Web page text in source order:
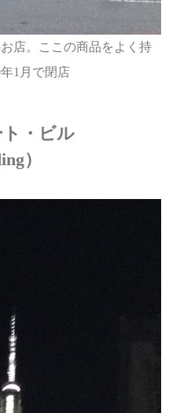
店。ここの商品をよく持
1月で閉店
・ビル
）